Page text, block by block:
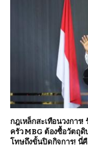
กฎเหล็กสะเทือนวงการ
ครัว MBG ต้องซื้อวัตถุดิ
โทษถึงขั้นปิดกิจการ! นี่